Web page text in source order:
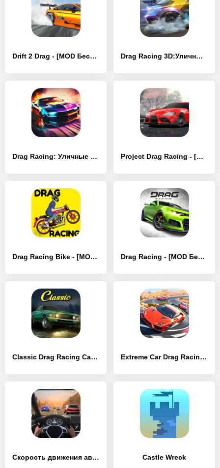
Drift 2 Drag - [MOD Бесконечные монеты] Drag Racing 3D:Уличные гонки 2 - [MOD Бесконечные монеты]
Drag Racing: Уличные гонки - [MOD Много денег] Project Drag Racing - [MOD Бесконечные деньги]
Drag Racing Bike - [MOD Много монет] Drag Racing - [MOD Бесконечные монеты]
Classic Drag Racing Car Game - [MOD Много монет] Extreme Car Drag Racing - [MOD Бесконечные деньги]
Скорость движения автомобиля - [MOD Бесконечные монеты] Castle Wreck